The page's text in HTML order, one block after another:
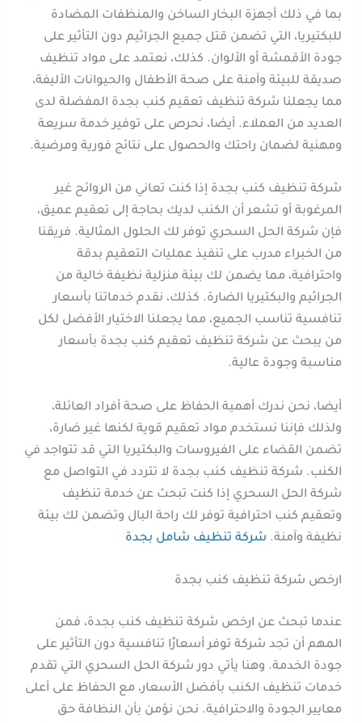
بما في ذلك أجهزة البخار الساخن والمنظفات المضادة
للبكتيريا، التي تضمن قتل جميع الجراثيم دون التأثير على
جودة الأقمشة أو الألوان. كذلك، نعتمد على مواد تنظيف
صديقة للبيئة وآمنة على صحة الأطفال والحيوانات الأليفة،
مما يجعلنا شركة تنظيف تعقيم كنب بجدة المفضلة لدى
العديد من العملاء. أيضا، نحرص على توفير خدمة سريعة
ومهنية لضمان راحتك والحصول على نتائج فورية ومرضية.
شركة تنظيف كنب بجدة إذا كنت تعاني من الروائح غير
المرغوبة أو تشعر أن الكنب لديك بحاجة إلى تعقيم عميق،
فإن شركة الحل السحري توفر لك الحلول المثالية. فريقنا
من الخبراء مدرب على تنفيذ عمليات التعقيم بدقة
واحترافية، مما يضمن لك بيئة منزلية نظيفة خالية من
الجراثيم والبكتيريا الضارة. كذلك، نقدم خدماتنا بأسعار
تنافسية تناسب الجميع، مما يجعلنا الاختيار الأفضل لكل
من يبحث عن شركة تنظيف تعقيم كنب بجدة بأسعار
مناسبة وجودة عالية.
أيضا، نحن ندرك أهمية الحفاظ على صحة أفراد العائلة،
ولذلك فإننا نستخدم مواد تعقيم قوية لكنها غير ضارة،
تضمن القضاء على الفيروسات والبكتيريا التي قد تتواجد في
الكنب. شركة تنظيف كنب بجدة لا تتردد في التواصل مع
شركة الحل السحري إذا كنت تبحث عن خدمة تنظيف
وتعقيم كنب احترافية توفر لك راحة البال وتضمن لك بيئة
نظيفة وآمنة. شركة تنظيف شامل بجدة
ارخص شركة تنظيف كنب بجدة
عندما تبحث عن ارخص شركة تنظيف كنب بجدة، فمن
المهم أن تجد شركة توفر أسعارًا تنافسية دون التأثير على
جودة الخدمة. وهنا يأتي دور شركة الحل السحري التي تقدم
خدمات تنظيف الكنب بأفضل الأسعار، مع الحفاظ على أعلى
معايير الجودة والاحترافية. نحن نؤمن بأن النظافة حق